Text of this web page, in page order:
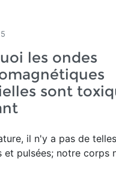
les ondes
sont
il n'y a pas de
et pulsées; notre corps